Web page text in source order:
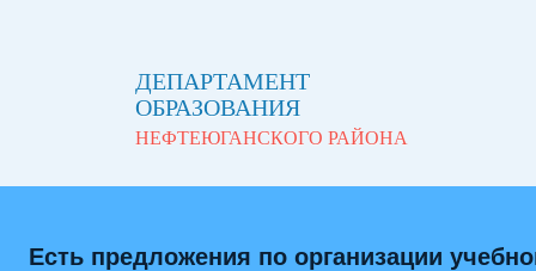
ДЕПАРТАМЕНТ
ОБРАЗОВАНИЯ
НЕФТЕЮГАНСКОГО РАЙОНА
Есть предложения по организации